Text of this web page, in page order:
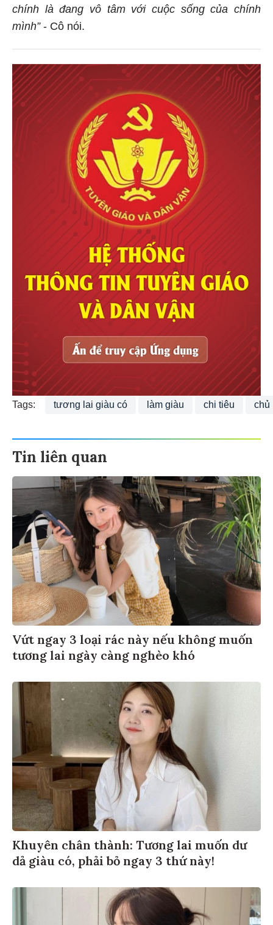
chính là đang vô tâm với cuộc sống của chính
mình”- Cô nói.
Tags: tương lai giàu có làm giàu chi tiêu chủ
Tin liên quan
Vứt ngay 3 loại rác này nếu không muốn
tương lai ngày càng nghèo khó
Khuyên chân thành: Tương lai muốn dư
dả giàu có, phải bỏ ngay 3 thứ này!